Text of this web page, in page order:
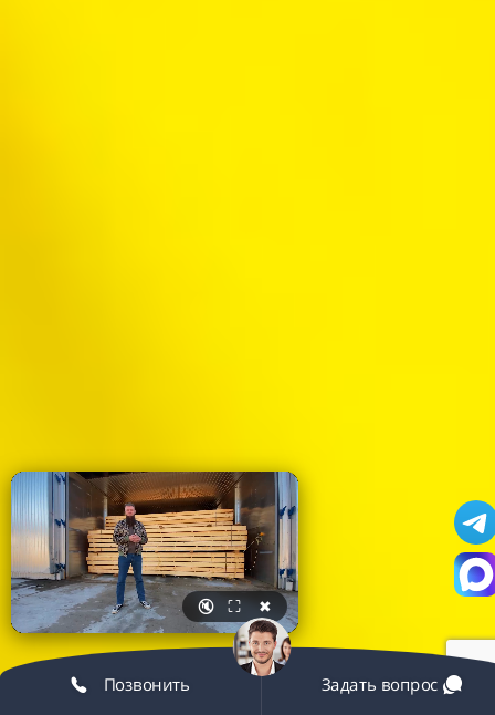
🔇 ⛶ ✖
Позвонить Задать вопрос